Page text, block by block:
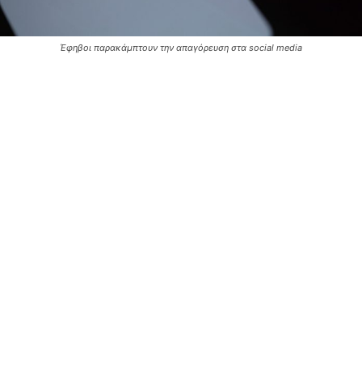
Έφηβοι παρακάμπτουν την απαγόρευση στα social media